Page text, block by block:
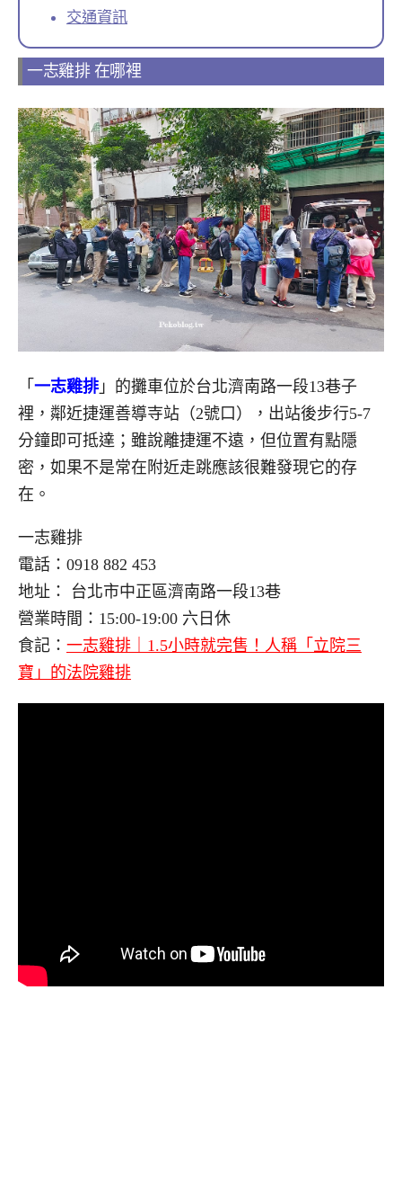
交通資訊
一志雞排 在哪裡
「 一志雞排 」的攤車位於台北濟南路一段13巷子
裡，鄰近捷運善導寺站（2號口），出站後步行5-7
分鐘即可抵達；雖說離捷運不遠，但位置有點隱
密，如果不是常在附近走跳應該很難發現它的存
在。
一志雞排
電話：0918 882 453
地址： 台北市中正區濟南路一段13巷
營業時間：15:00-19:00 六日休
食記： 一志雞排｜1.5小時就完售！人稱「立院三
寶」的法院雞排